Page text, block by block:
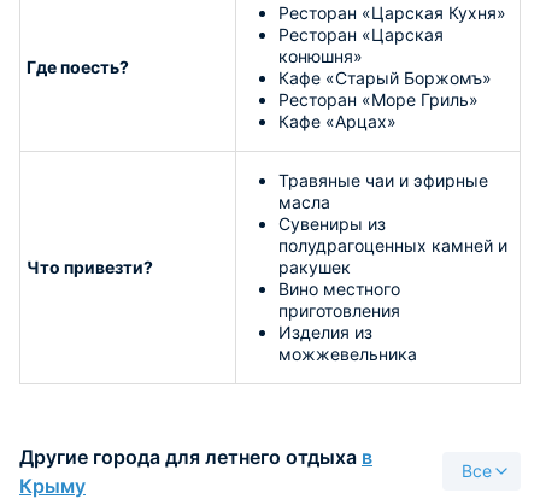
Где поесть?
Ресторан «Царская Кухня»
Ресторан «Царская
конюшня»
Кафе «Старый Боржомъ»
Ресторан «Море Гриль»
Кафе «Арцах»
Что привезти?
Травяные чаи и эфирные
масла
Сувениры из
полудрагоценных камней и
ракушек
Вино местного
приготовления
Изделия из
можжевельника
Другие города для летнего отдыха в
Крыму
Все